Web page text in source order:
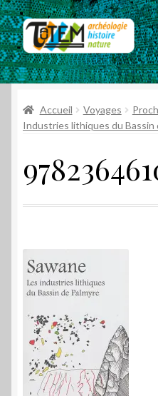
Aller
à
la
navigation
Aller
au
contenu
Accueil
Choix par genre
Promos
Accueil Voyages
Industries lithiques du Bassin